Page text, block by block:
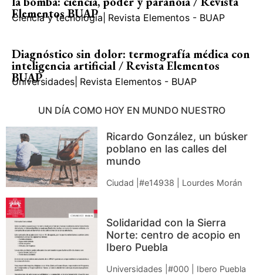
Elementos BUAP
Ciencia y tecnología Revista Elementos - BUAP
Diagnóstico sin dolor: termografía médica con
inteligencia artificial / Revista Elementos
BUAP
Universidades Revista Elementos - BUAP
UN DÍA COMO HOY EN MUNDO NUESTRO
Ricardo González, un búsker
poblano en las calles del
mundo
Ciudad |#e14938 | Lourdes Morán
Solidaridad con la Sierra
Norte: centro de acopio en
Ibero Puebla
Universidades |#000 | Ibero Puebla